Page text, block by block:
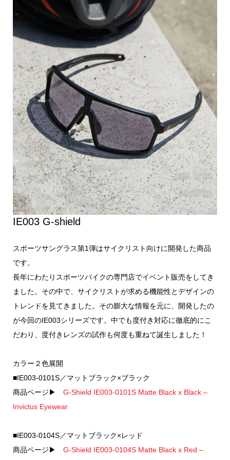
IE003 G-shield
スポーツサングラス第1弾はサイクリスト向けに開発した商品
です。
長年にわたりスポーツバイクの専門店でイベント販売をしてき
ました。その中で、サイクリストが求める機能性とデザインの
トレンドを見てきました。その膨大な情報を元に、開発したの
が今回のIE003シリーズです。中でも度付き対応に徹底的にこ
だわり、度付きレンズの試作も何度も重ねて誕生しました！
カラー２色展開
■IE003-0101S／マットブラック×ブラック
商品ページ▶ G-Shield IE003-0101S Matte Black x Black –
Invictus Eyewear
■IE003-0104S／マットブラック×レッド
商品ページ▶ G-Shield IE003-0104S Matte Black x Red –